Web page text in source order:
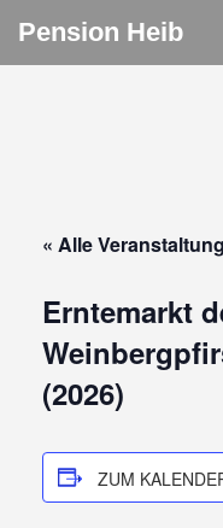
Pension Heib
« Alle
Erntemarkt
(2026)
ZUM